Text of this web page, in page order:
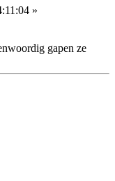
»
gapen ze